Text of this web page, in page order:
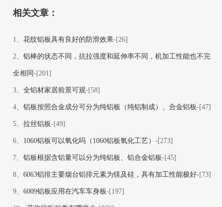
相关文章：
1、 花纹铝板具有良好的防滑效果-[26]
2、 铝棒的状态不同，抗拉强度和延伸率不同，机加工性能也不完
全相同 -[201]
3、 全铝材家居前景可观-[58]
4、 铝板按照合金成分可分为纯铝板（纯铝制成）、合金铝板-[47]
5、 拉丝铝板-[49]
6、 1060铝板可以氧化吗（1060铝板氧化工艺） -[273]
7、 铝板根据含铝量可以分为纯铝板、铝合金铝板-[45]
8、 6063铝排主要烟台铝排元素为镁及硅，具有加工性能极好-[73]
9、 6009铝板应用在汽车车身板-[197]